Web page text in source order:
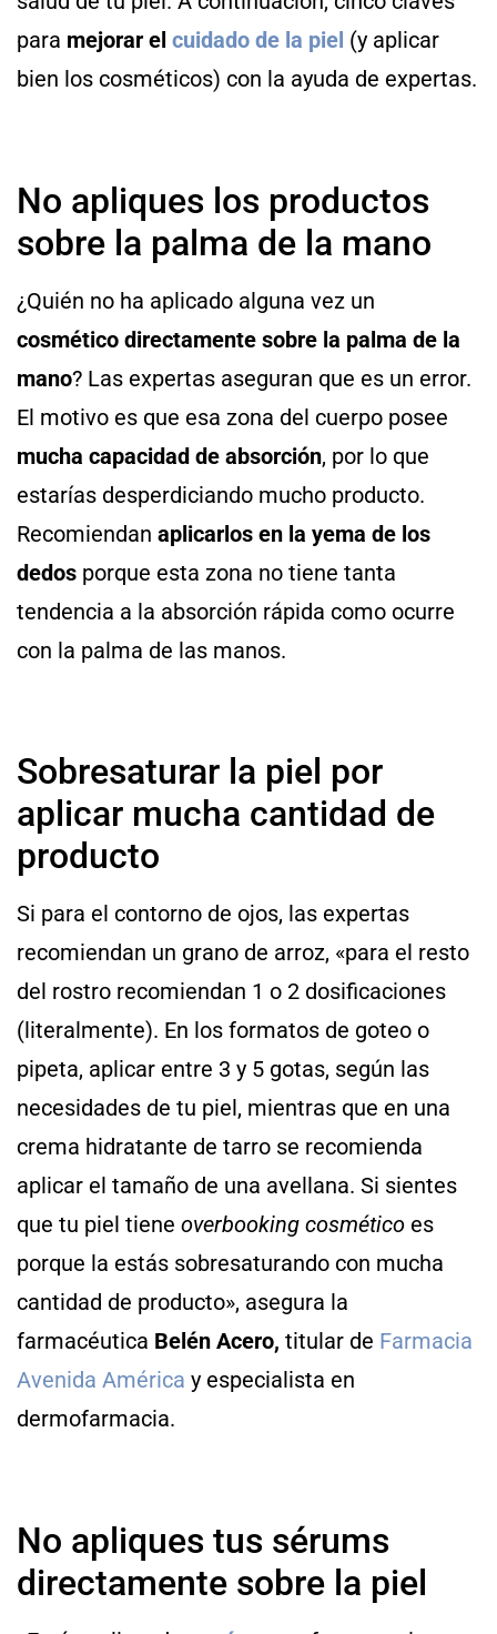
para mejorar el cuidado de la piel (y aplicar
bien los cosméticos) con la ayuda de expertas.
No apliques los productos
sobre la palma de la mano
¿Quién no ha aplicado alguna vez un
cosmético directamente sobre la palma de la
mano? Las expertas aseguran que es un error.
El motivo es que esa zona del cuerpo posee
mucha capacidad de absorción, por lo que
estarías desperdiciando mucho producto.
Recomiendan aplicarlos en la yema de los
dedos porque esta zona no tiene tanta
tendencia a la absorción rápida como ocurre
con la palma de las manos.
Sobresaturar la piel por
aplicar mucha cantidad de
producto
Si para el contorno de ojos, las expertas
recomiendan un grano de arroz, «para el resto
del rostro recomiendan 1 o 2 dosificaciones
(literalmente). En los formatos de goteo o
pipeta, aplicar entre 3 y 5 gotas, según las
necesidades de tu piel, mientras que en una
crema hidratante de tarro se recomienda
aplicar el tamaño de una avellana. Si sientes
que tu piel tiene overbooking cosmético es
porque la estás sobresaturando con mucha
cantidad de producto», asegura la
farmacéutica Belén Acero, titular de Farmacia
Avenida América y especialista en
dermofarmacia.
No apliques tus sérums
directamente sobre la piel